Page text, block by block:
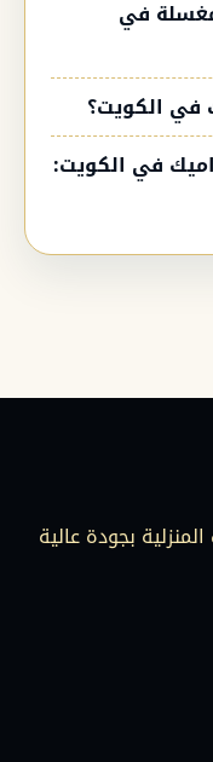
في
في الكويت؟
في الكويت:
بجودة عالية